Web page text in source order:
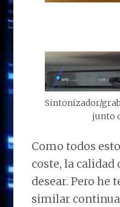
Sintonizador/
junto
Como todos
coste, la calidad
desear. Pero he
similar